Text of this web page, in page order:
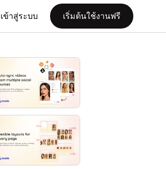
เข้าสู่ระบบ เริ่มต้นใช้งานฟรี